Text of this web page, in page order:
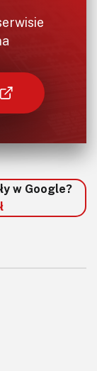
w Google?